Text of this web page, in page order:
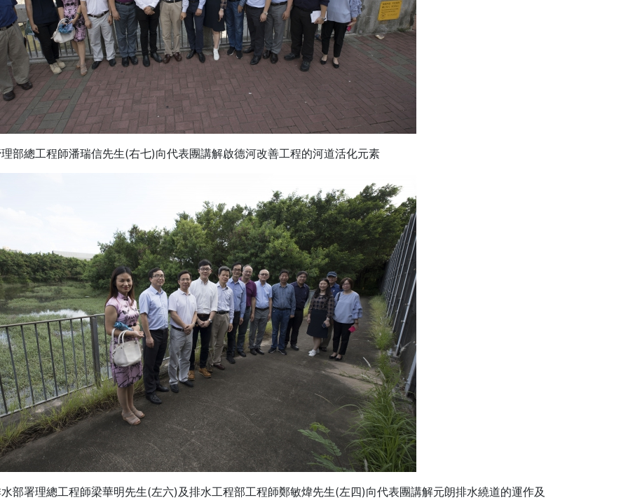
部總工程師潘瑞信先生(右七)向代表團講解啟德河改善工程的河道活化元素
部署理總工程師梁華明先生(左六)及排水工程部工程師鄭敏煒先生(左四)向代表團講解元朗排水繞道的運作及